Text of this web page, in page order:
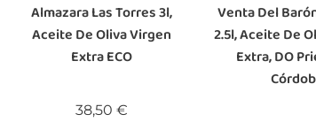
Almazara Las Torres 3l,
Aceite De Oliva Virgen
Extra ECO
38,50 €Precio
Venta Del
2.5l, Aceite De
Extra, DO